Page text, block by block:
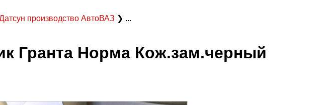
производство АвтоВАЗ ❯ ...
Гранта Норма Кож.зам.черный